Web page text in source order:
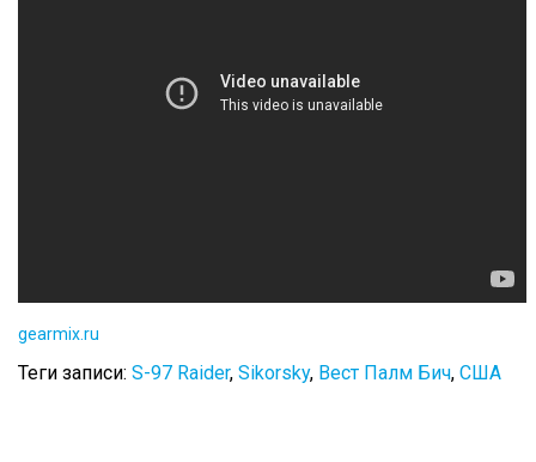
gearmix.ru
Теги записи: S-97 Raider, Sikorsky, Вест Палм Бич, США